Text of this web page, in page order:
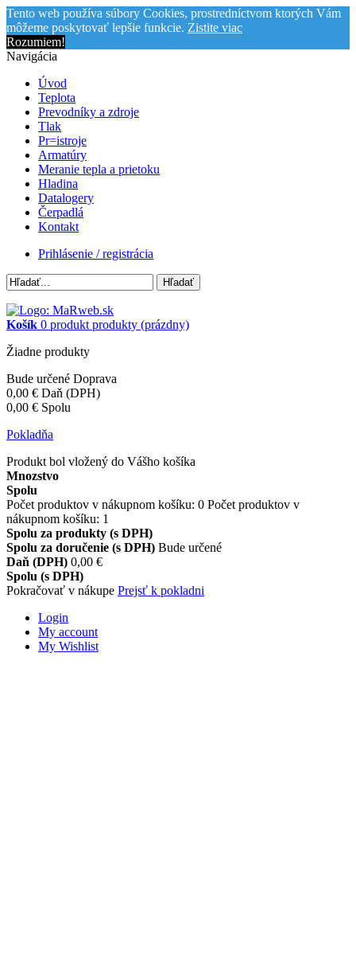
Tento web používa súbory Cookies, prostredníctvom ktorých Vám
môžeme poskytovať lepšie funkcie. Zistite viac
Rozumiem!
Navigácia
Úvod
Teplota
Prevodníky a zdroje
Tlak
Pr=istroje
Armatúry
Meranie tepla a prietoku
Hladina
Datalogery
Čerpadlá
Kontakt
Prihlásenie / registrácia
Hľadať
Košík 0 produkt produkty (prázdny)
Žiadne produkty
Bude určené Doprava
0,00 € Daň (DPH)
0,00 € Spolu
Pokladňa
Produkt bol vložený do Vášho košíka
Mnozstvo
Spolu
Počet produktov v nákupnom košíku: 0 Počet produktov v
nákupnom košíku: 1
Spolu za produkty (s DPH)
Spolu za doručenie (s DPH) Bude určené
Daň (DPH) 0,00 €
Spolu (s DPH)
Pokračovať v nákupe Prejsť k pokladni
Login
My account
My Wishlist